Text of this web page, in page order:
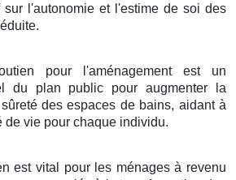
l'autonomie et l'estime de soi des
pour l'aménagement est un
du plan public pour augmenter la
des espaces de bains, aidant à
de vie pour chaque individu.
est vital pour les ménages à revenu